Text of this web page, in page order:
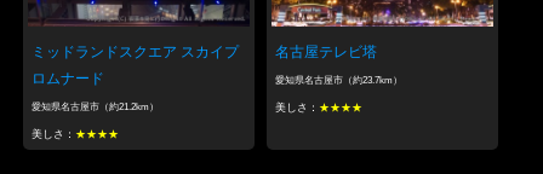
ミッドランドスクエア スカイプ
ロムナード
愛知県名古屋市（約21.2km）
美しさ： ★★★★
名古屋テレビ塔
愛知県名古屋市（約23.7km）
美しさ： ★★★★